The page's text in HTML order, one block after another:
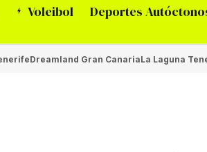
Voleibol Deportes
Dreamland Gran CanariaLa Laguna